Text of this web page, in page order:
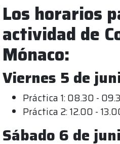
Los horarios
actividad de
Mónaco:
Viernes 5 de
Práctica 1: 08.30 -
Práctica 2: 12.00 -
Sábado 6 de